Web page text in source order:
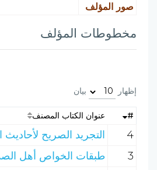
صور المؤلف
مخطوطات المؤلف
إظهار بيان
# عنوان الكتاب المصنف
4 التجريد الصريح
3
طبقات الخواص أهل